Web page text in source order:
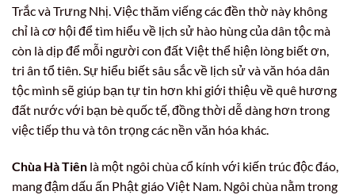
Trắc và Trưng Nhị. Việc thăm viếng các đền thờ này không
chỉ là cơ hội để tìm hiểu về lịch sử hào hùng của dân tộc mà
còn là dịp để mỗi người con đất Việt thể hiện lòng biết ơn,
tri ân tổ tiên. Sự hiểu biết sâu sắc về lịch sử và văn hóa dân
tộc mình sẽ giúp bạn tự tin hơn khi giới thiệu về quê hương
đất nước với bạn bè quốc tế, đồng thời dễ dàng hơn trong
việc tiếp thu và tôn trọng các nền văn hóa khác.
Chùa Hà Tiên là một ngôi chùa cổ kính với kiến trúc độc đáo,
mang đậm dấu ấn Phật giáo Việt Nam. Ngôi chùa nằm trong